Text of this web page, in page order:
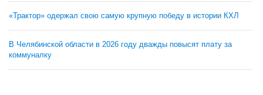
«Трактор» одержал свою самую крупную победу в истории КХЛ
В Челябинской области в 2026 году дважды повысят плату за
коммуналку